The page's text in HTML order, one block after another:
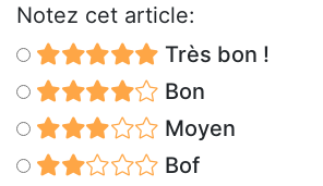
Notez cet article:
Très bon !
Bon
Moyen
Bof